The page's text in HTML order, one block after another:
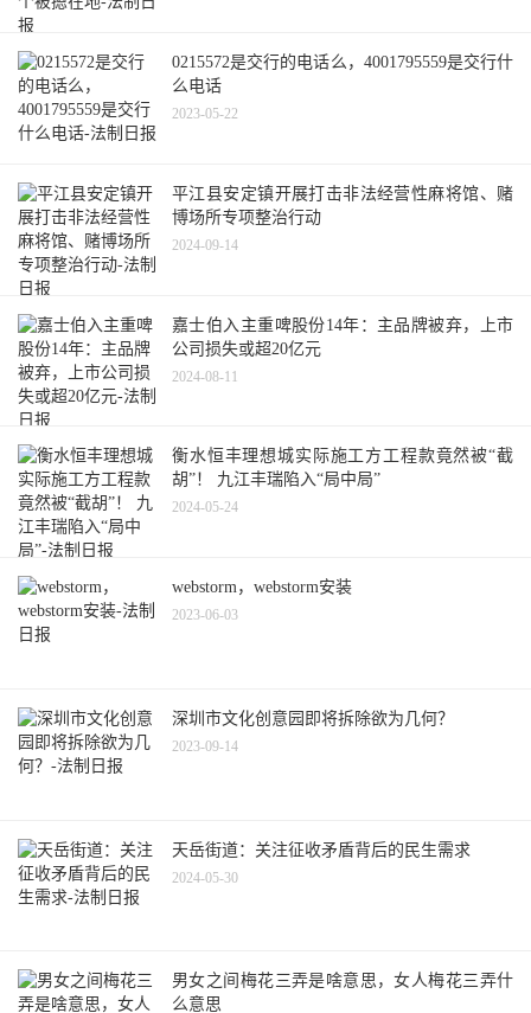
0215572是交行的电话么，4001795559是交行什
么电话
2023-05-22
平江县安定镇开展打击非法经营性麻将馆、赌
博场所专项整治行动
2024-09-14
嘉士伯入主重啤股份14年：主品牌被弃，上市
公司损失或超20亿元
2024-08-11
衡水恒丰理想城实际施工方工程款竟然被“截
胡”！ 九江丰瑞陷入“局中局”
2024-05-24
webstorm，webstorm安装
2023-06-03
深圳市文化创意园即将拆除欲为几何？
2023-09-14
天岳街道：关注征收矛盾背后的民生需求
2024-05-30
男女之间梅花三弄是啥意思，女人梅花三弄什
么意思